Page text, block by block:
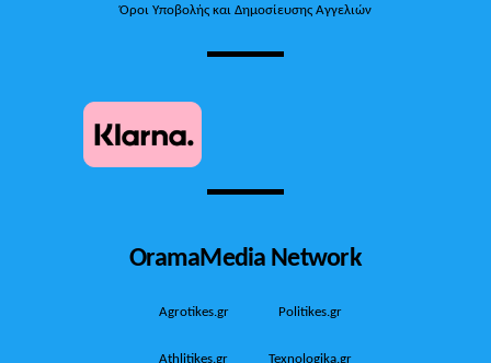
Όροι Υποβολής και Δημοσίευσης Αγγελιών
OramaMedia Network
Agrotikes.gr Politikes.gr
Athlitikes.gr Texnologika.gr